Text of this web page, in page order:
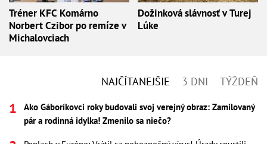
Tréner KFC Komárno
Norbert Czibor po remíze v
Michalovciach
Dožinková slávnosť v Turej
Lúke
NAJČÍTANEJŠIE 3 DNI TÝŽDEŇ
Ako Gáboríkovci roky budovali svoj verejný obraz: Zamilovaný
pár a rodinná idylka! Zmenilo sa niečo?